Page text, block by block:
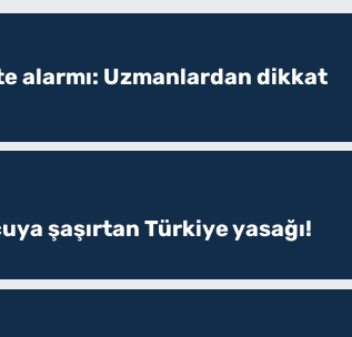
alarmı: Uzmanlardan dikkat
şaşırtan Türkiye yasağı!